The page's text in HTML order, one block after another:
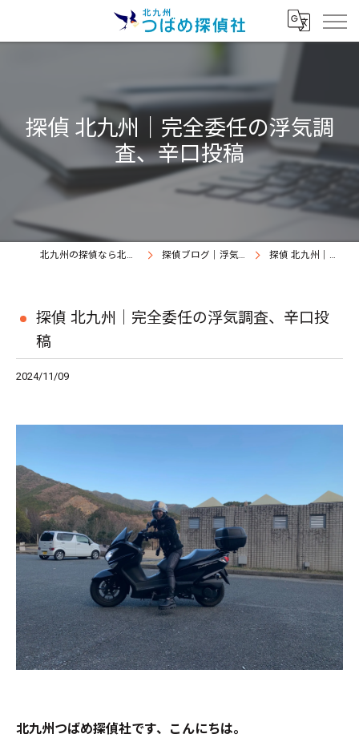
探偵 北九州｜完全委任の浮気調
査、辛口投稿
北九州の探偵なら北九州つばめ探偵社｜証拠満載提出継続中 探偵ブログ｜浮気調査北九州、北九州つばめ探偵社 探偵 北九州｜完全委任の浮気調査、辛口投稿
探偵 北九州｜完全委任の浮気調査、辛口投
稿
2024/11/09
北九州つばめ探偵社です、こんにちは。